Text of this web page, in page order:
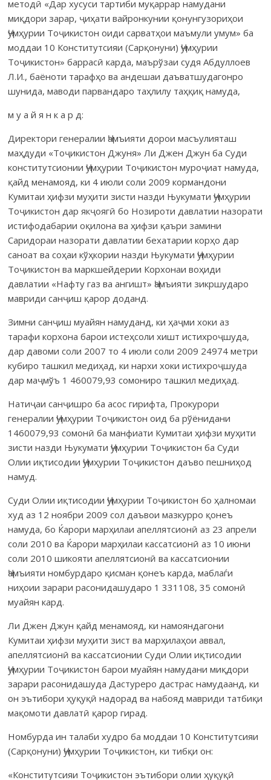
методӣ «Дар хусуси тартиби муқаррар намудани
миқдори зарар, ҷиҳати вайронкунии қонунгузориҳои
Ҷумҳурии Тоҷикистон оиди сарватҳои маъмули умум» ба
моддаи 10 Конститутсияи (Сарқонуни) Ҷумҳурии
Тоҷикистон» баррасӣ карда, маърўзаи судя Абдуллоев
Л.И., баёноти тарафҳо ва андешаи даъватшудагонро
шунида, маводи парвандаро таҳлилу таҳқиқ намуда,
м у а й я н к а р д:
Директори генералии Ҷамъияти дорои масъулияташ
маҳдуди «Тоҷикистон Джуня» Ли Джен Джун ба Суди
конститутсионии Ҷумҳурии Тоҷикистон муроҷиат намуда,
қайд менамояд, ки 4 июли соли 2009 кормандони
Кумитаи ҳифзи муҳити зисти назди Њукумати Ҷумҳурии
Тоҷикистон дар якҷоягӣ бо Нозироти давлатии назорати
истифодабарии оқилона ва ҳифзи қаъри замини
Саридораи назорати давлатии бехатарии корҳо дар
саноат ва соҳаи кўҳкории назди Њукумати Ҷумҳурии
Тоҷикистон ва маркшейдерии Корхонаи воҳиди
давлатии «Нафту газ ва ангишт» Ҷамъияти зикршударо
мавриди санҷиш қарор доданд.
Зимни санҷиш муайян намуданд, ки ҳаҷми хоки аз
тарафи корхона барои истеҳсоли хишт истихроҷшуда,
дар давоми соли 2007 то 4 июли соли 2009 24974 метри
кубиро ташкил медиҳад, ки нархи хоки истихроҷшуда
дар маҷмўъ 1 460079,93 сомониро ташкил медиҳад.
Натиҷаи санҷишро ба асос гирифта, Прокурори
генералии Ҷум­ҳурии Тоҷикистон оид ба рўёнидани
1460079,93 сомонӣ ба манфиати Кумитаи ҳифзи муҳити
зисти назди Њукумати Ҷумҳурии Тоҷикистон ба Суди
Олии иқтисодии Ҷумҳурии Тоҷикистон даъво пешниҳод
намуд.
Суди Олии иқтисодии Ҷумҳурии Тоҷикистон бо ҳалномаи
худ аз 12 ноябри 2009 сол даъвои мазкурро қонеъ
намуда, бо Ќарори марҳилаи апеллятсионӣ аз 23 апрели
соли 2010 ва Ќарори марҳилаи кассатсионӣ аз 10 июни
соли 2010 шикояти апеллятсионӣ ва кассатсионии
Ҷамъияти номбурдаро қисман қонеъ карда, маблаѓи
ниҳоии зарари расонидашударо 1 331108, 35 сомонӣ
муайян кард.
Ли Джен Джун қайд менамояд, ки намояндагони
Кумитаи ҳифзи муҳити зист ва марҳилаҳои аввал,
апеллятсионӣ ва кассатсионии Суди Олии иқтисодии
Ҷумҳурии Тоҷикистон барои муайян намудани миқдори
зарари расонидашуда Дастуреро дастрас намудаанд, ки
он эътибори ҳуқуқӣ надорад ва набояд мавриди татбиқи
мақомоти давлатӣ қарор гирад.
Номбурда ин талаби худро ба моддаи 10 Конститутсияи
(Сарқо­нуни) Ҷумҳурии Тоҷикистон, ки тибқи он:
«Конститутсияи Тоҷикистон эътибори олии ҳуқуқӣ